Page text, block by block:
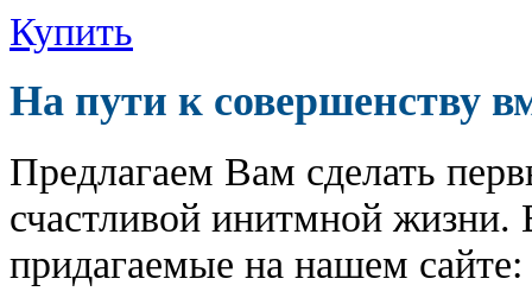
Купить
На пути к совершенству
Предлагаем Вам сделать
счастливой инитмной жизни.
придагаемые на нашем сайте: